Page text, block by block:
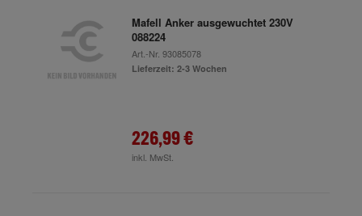
Mafell Anker ausgewuchtet 230V
088224
Art.-Nr. 93085078
Lieferzeit: 2-3 Wochen
226,99 €
inkl. MwSt.